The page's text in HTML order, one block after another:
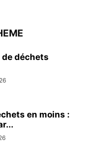
de déchets
en moins :